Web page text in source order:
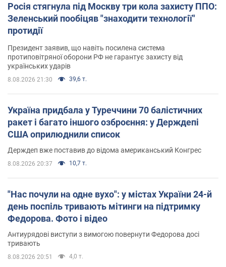
Росія стягнула під Москву три кола захисту ППО:
Зеленський пообіцяв "знаходити технології"
протидії
Президент заявив, що навіть посилена система
протиповітряної оборони РФ не гарантує захисту від
українських ударів
8.08.2026 21:30 39,6 т.
Україна придбала у Туреччини 70 балістичних
ракет і багато іншого озброєння: у Держдепі
США оприлюднили список
Держдеп вже поставив до відома американський Конгрес
8.08.2026 20:37 10,7 т.
"Нас почули на одне вухо": у містах України 24-й
день поспіль тривають мітинги на підтримку
Федорова. Фото і відео
Антиурядові виступи з вимогою повернути Федорова досі
тривають
8.08.2026 20:51 4,0 т.